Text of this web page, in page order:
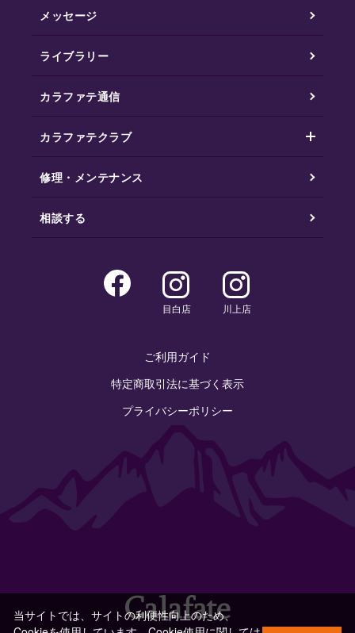
メッセージ
ライブラリー
カラファテ通信
カラファテクラブ
修理・メンテナンス
相談する
目白店 川上店
ご利用ガイド
特定商取引法に基づく表示
プライバシーポリシー
当サイトでは、サイトの利便性向上のため、